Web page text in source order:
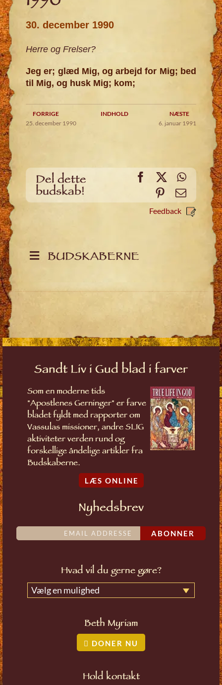
30. december 1990
Herre og Frelser?
Jeg er; glæd Mig, og arbejd for Mig; bed
til Mig, og husk Mig; kom;
FORRIGE INDHOLD
NÆSTE
25. december 1990
6. januar 1991
Del dette
budskab!
Facebook
X
Pinterest
Email
Feedback
BUDSKABERNE
Sandt Liv i Gud blad i farver
Som en moderne tids
"Apostlenes Gerninger" er farve
bladet fyldt med rapporter om
Vassulas missioner, andre SLIG
aktiviteter verden rund og
forskellige åndelige artikler fra
Budskaberne.
LÆS ONLINE
Nyhedsbrev
ABONNER
Hvad vil du gerne gøre?
Vælg en mulighed
Beth Myriam
DONER NU
Hold kontakt